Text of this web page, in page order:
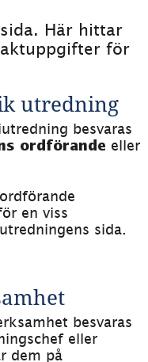
Här hittar
för
utredning
besvaras
ordförande
en viss
sida.
besvaras
eller
dem på